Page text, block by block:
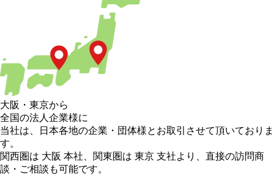
大阪 ・ 東京から
全国の法人企業様に
当社は、日本各地の企業・団体様とお取引させて頂いておりま
す。
関西圏は 大阪 本社
関東圏は 東京 支社より、直接の訪問商
談・ご相談も可能です。